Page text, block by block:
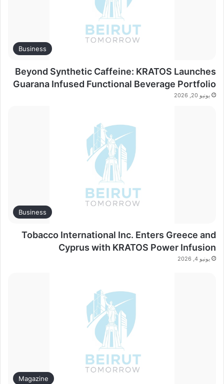
Business
Beyond Synthetic Caffeine: KRATOS Launches
Guarana Infused Functional Beverage Portfolio
يونيو 20, 2026
Business
Tobacco International Inc. Enters Greece and
Cyprus with KRATOS Power Infusion
يونيو 4, 2026
Magazine